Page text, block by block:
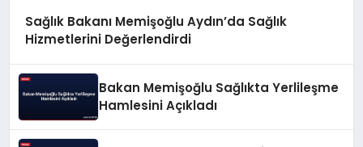
Sağlık Bakanı Memişoğlu Aydın’da Sağlık
Hizmetlerini Değerlendirdi
Bakan Memişoğlu Sağlıkta Yerlileşme
Hamlesini Açıkladı